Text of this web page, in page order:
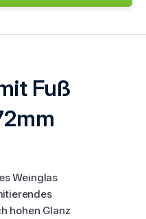
Fuß
Weinglas
hohen Glanz